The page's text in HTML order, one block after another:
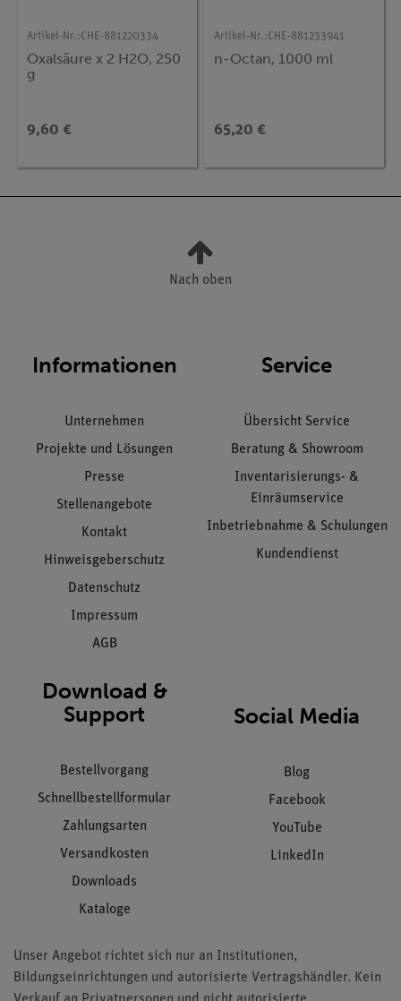
Artikel-Nr.:CHE-881220334
Oxalsäure x 2 H2O, 250
g
9,60 €
Artikel-Nr.:CHE-881233941
n-Octan, 1000 ml
65,20 €
Nach oben
Informationen
Unternehmen
Projekte und Lösungen
Presse
Stellenangebote
Kontakt
Hinweisgeberschutz
Datenschutz
Impressum
AGB
Service
Übersicht Service
Beratung & Showroom
Inventarisierungs- &
Einräumservice
Inbetriebnahme & Schulungen
Kundendienst
Download &
Support
Bestellvorgang
Schnellbestellformular
Zahlungsarten
Versandkosten
Downloads
Kataloge
Social Media
Blog
Facebook
YouTube
LinkedIn
Unser Angebot richtet sich nur an Institutionen,
Bildungseinrichtungen und autorisierte Vertragshändler. Kein